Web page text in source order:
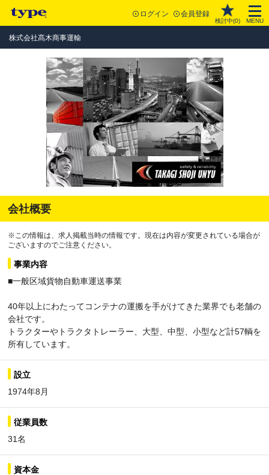
ログイン 会員登録
検討中(0) MENU
株式会社髙木商事運輸
会社概要
※この情報は、求人掲載当時の情報です。現在は内容が変更されている場合が
ございますのでご注意ください。
事業内容
■一般区域貨物自動車運送事業
40年以上にわたってコンテナの運搬を手がけてきた業界でも老舗の
会社です。
トラクターやトラクタトレーラー、大型、中型、小型など計57輌を
所有しています。
設立
1974年8月
従業員数
31名
資本金